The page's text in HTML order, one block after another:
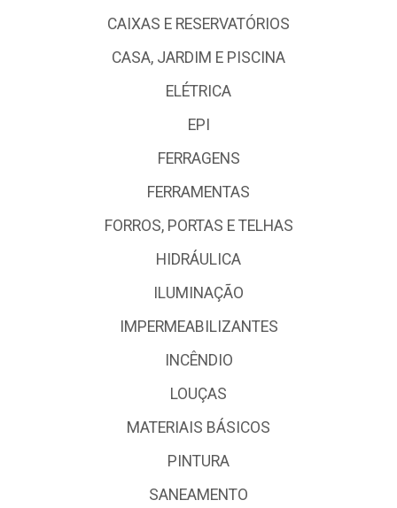
CAIXAS E RESERVATÓRIOS
CASA, JARDIM E PISCINA
ELÉTRICA
EPI
FERRAGENS
FERRAMENTAS
FORROS, PORTAS E TELHAS
HIDRÁULICA
ILUMINAÇÃO
IMPERMEABILIZANTES
INCÊNDIO
LOUÇAS
MATERIAIS BÁSICOS
PINTURA
SANEAMENTO